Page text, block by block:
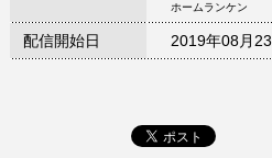
ホームランケン
配信開始日 2019年08月